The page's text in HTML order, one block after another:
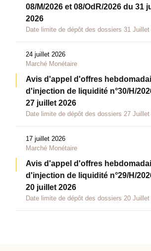
08/M/2026 et 08/OdR/2026 du 31
2026
Date limite de dépôt des dossiers 31 Juillet
24 juillet 2026
Marché Monétaire
Avis d'appel d'offres
d'injection de liquidité n°30/H/
27 juillet 2026
Date limite de dépôt des dossiers 27 Juillet
17 juillet 2026
Marché Monétaire
Avis d'appel d'offres
d'injection de liquidité n°29/H/
20 juillet 2026
Date limite de dépôt des dossiers 20 Juillet